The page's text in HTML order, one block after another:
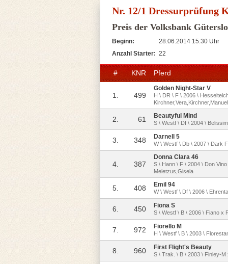
Nr. 12/1 Dressurprüfung
Preis der Volksbank
Beginn:
28.06.2014 15:30 Uhr
Anzahl Starter: 22
# KNR Pferd
1. 499
Golden Night-Star V
H \ DR \ F \ 2006 \
Kirchner,Vera,Kirchner,Manuel
2. 61 Beautyful Mind
S \ Westf \ Df \ 2004 \
3. 348 Darnell 5
W \ Westf \ Db \ 2007 \ Dark
4. 387
Donna Clara 46
S \ Hann \ F \ 2004 \ Don
Meletzus,Gisela
5. 408 Emil 94
W \ Westf \ Df \ 2006 \
6. 450 Fiona S
S \ Westf \ B \ 2006 \ Fiano x
7. 972 Fiorello M
H \ Westf \ B \ 2003 \
8. 960 First Flight's Beauty
S \ Trak. \ B \ 2003 \ Finley-M